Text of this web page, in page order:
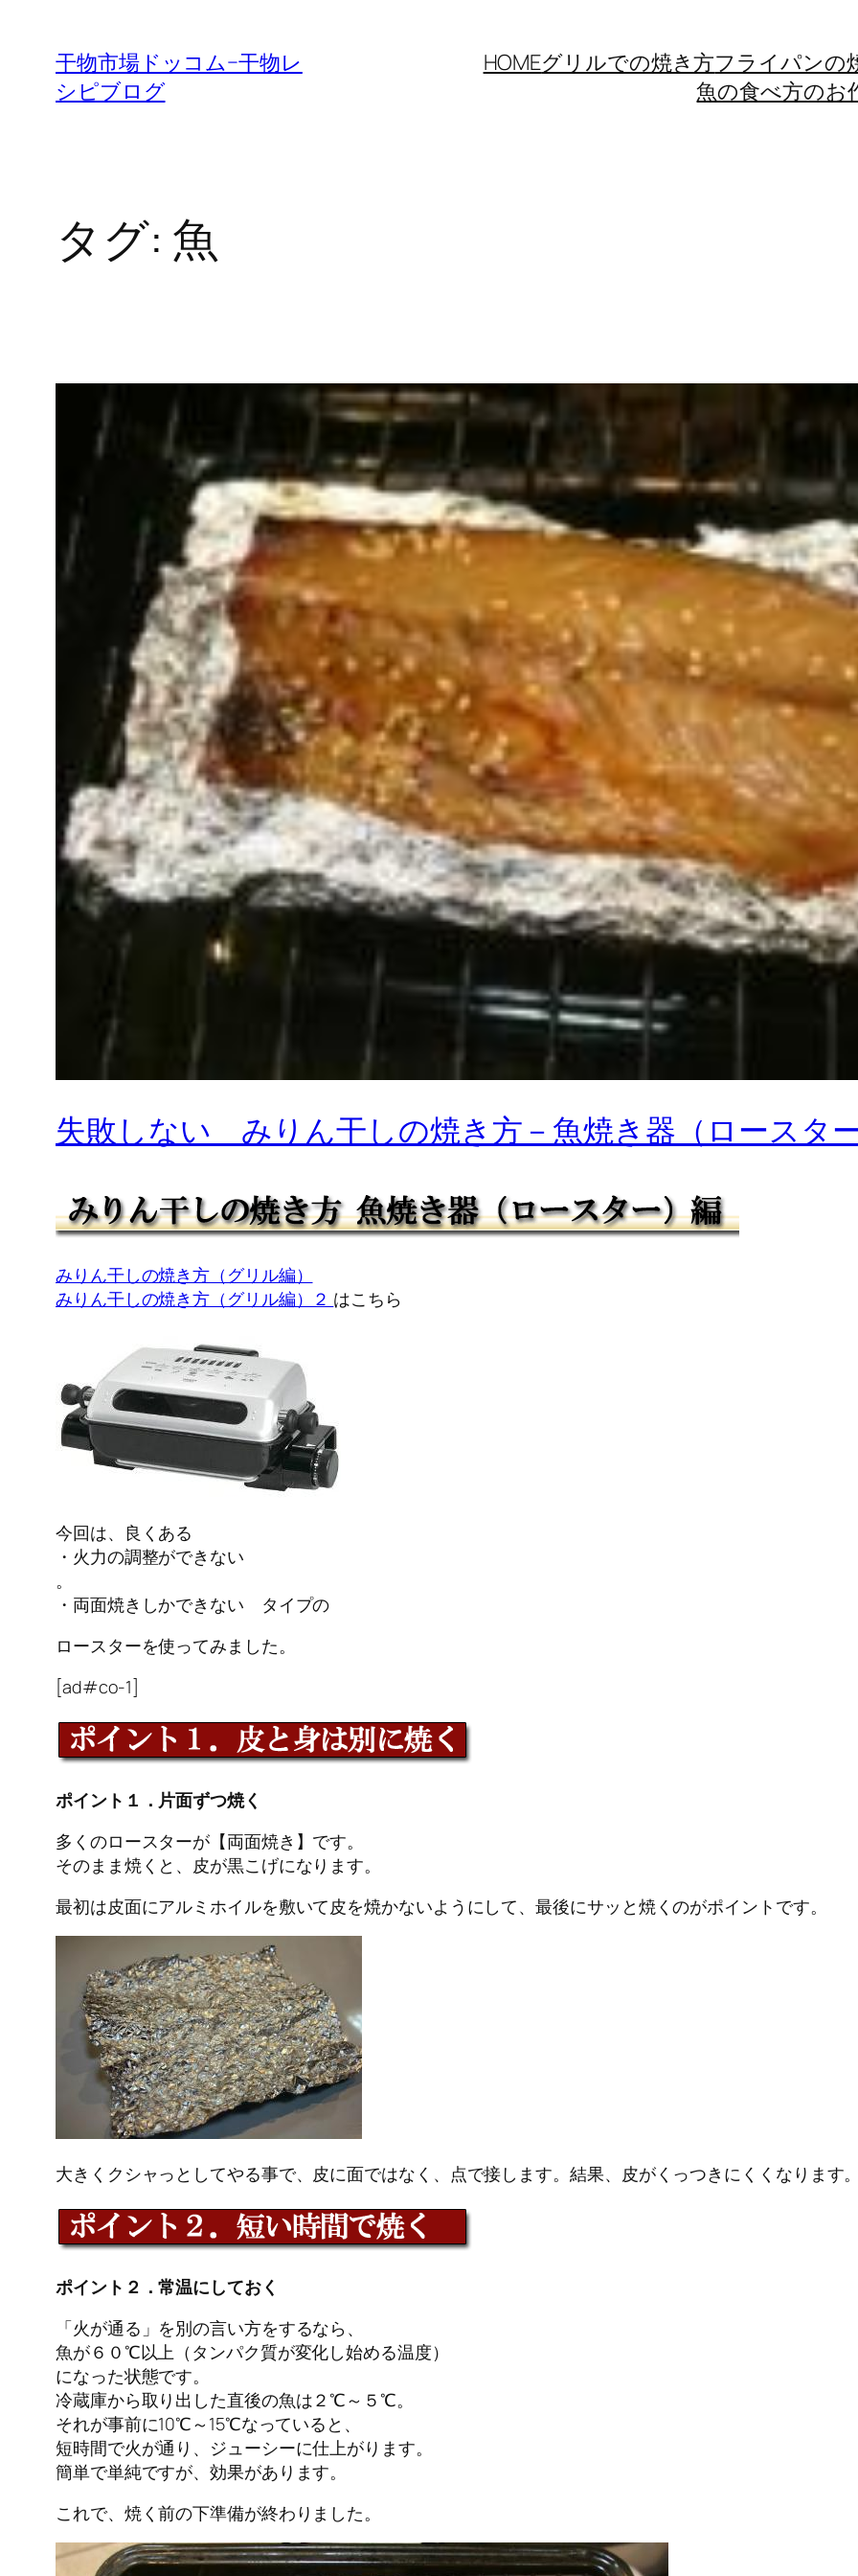
干物市場ドッコム−干物レ
シピブログ
HOMEグリルでの焼き方フライパンの
魚の食べ方のお
タグ: 魚
失敗しない みりん干しの焼き方－魚焼き器（ロースタ
みりん干しの焼き方（グリル編）
みりん干しの焼き方（グリル編）２ はこちら
今回は、良くある
・火力の調整ができない
。
・両面焼きしかできない タイプの
ロースターを使ってみました。
[ad#co-1]
ポイント１．片面ずつ焼く
多くのロースターが【両面焼き】です。
そのまま焼くと、皮が黒こげになります。
最初は皮面にアルミホイルを敷いて皮を焼かないようにして、最後にサッと焼くのがポイントです。
大きくクシャっとしてやる事で、皮に面ではなく、点で接します。結果、皮がくっつきにくくなります
ポイント２．常温にしておく
「火が通る」を別の言い方をするなら、
魚が６０℃以上（タンパク質が変化し始める温度）
になった状態です。
冷蔵庫から取り出した直後の魚は２℃～５℃。
それが事前に10℃～15℃なっていると、
短時間で火が通り、ジューシーに仕上がります。
簡単で単純ですが、効果があります。
これで、焼く前の下準備が終わりました。